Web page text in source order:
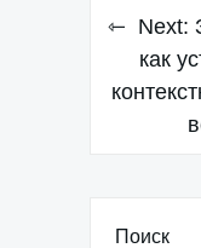
Next:
как
Поиск